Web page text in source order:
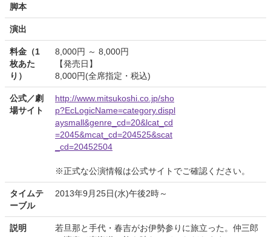
脚本
演出
料金（1
枚あた
り）
8,000円 ～ 8,000円
【発売日】
8,000円(全席指定・税込)
公式／劇
場サイト
http://www.mitsukoshi.co.jp/sho
p?EcLogicName=category.displ
aysmall&genre_cd=20&lcat_cd
=2045&mcat_cd=204525&scat
_cd=20452504
※正式な公演情報は公式サイトでご確認ください。
タイムテ
ーブル
2013年9月25日(水)午後2時～
説明
若旦那と手代・春吉がお伊勢参りに旅立った。仲三郎